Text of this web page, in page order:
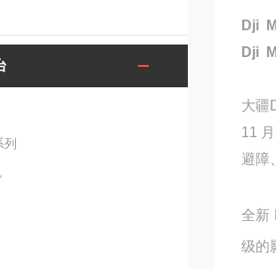
Dji
Dji
大疆
11
避障
全新
级的